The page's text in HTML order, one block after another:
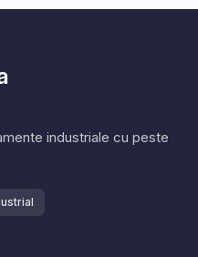
industriale cu peste